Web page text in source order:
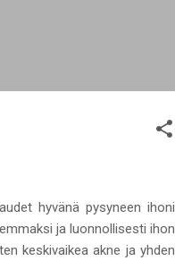
hyvänä pysyneen ihoni
ja luonnollisesti ihon
keskivaikea akne ja yhden